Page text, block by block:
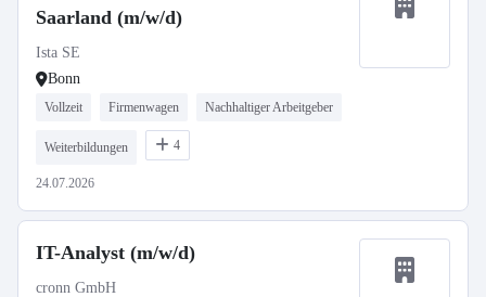
Saarland (m/w/d)
Ista SE
Bonn
Vollzeit Firmenwagen Nachhaltiger Arbeitgeber
Weiterbildungen 4
24.07.2026
IT-Analyst (m/w/d)
cronn GmbH